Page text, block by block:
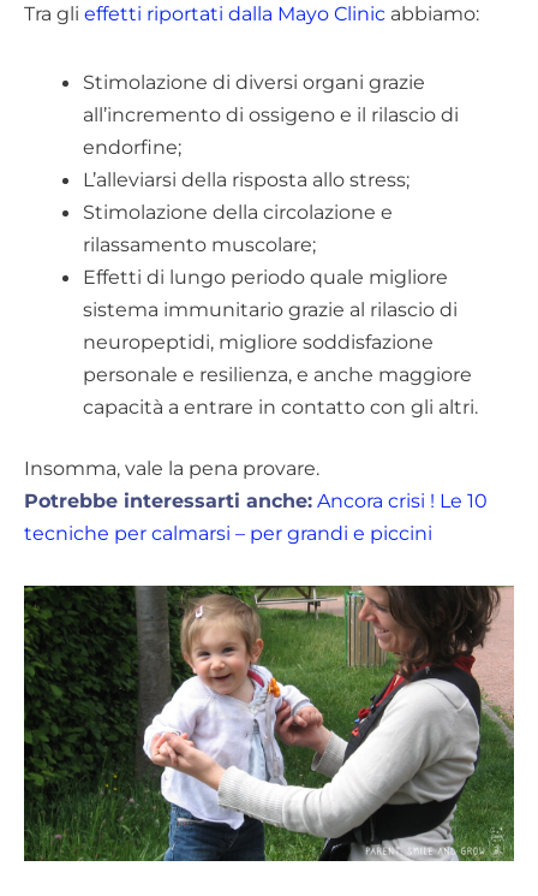
Tra gli effetti riportati dalla Mayo Clinic abbiamo:
Stimolazione di diversi organi grazie
all’incremento di ossigeno e il rilascio di
endorfine;
L’alleviarsi della risposta allo stress;
Stimolazione della circolazione e
rilassamento muscolare;
Effetti di lungo periodo quale migliore
sistema immunitario grazie al rilascio di
neuropeptidi, migliore soddisfazione
personale e resilienza, e anche maggiore
capacità a entrare in contatto con gli altri.
Insomma, vale la pena provare.
Potrebbe interessarti anche: Ancora crisi ! Le 10
tecniche per calmarsi – per grandi e piccini